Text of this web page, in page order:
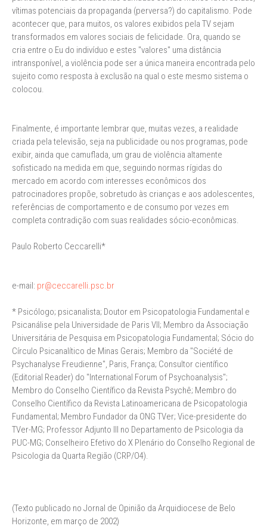
vítimas potenciais da propaganda (perversa?) do capitalismo. Pode
acontecer que, para muitos, os valores exibidos pela TV sejam
transformados em valores sociais de felicidade. Ora, quando se
cria entre o Eu do indivíduo e estes "valores" uma distância
intransponível, a violência pode ser a única maneira encontrada pelo
sujeito como resposta à exclusão na qual o este mesmo sistema o
colocou.
Finalmente, é importante lembrar que, muitas vezes, a realidade
criada pela televisão, seja na publicidade ou nos programas, pode
exibir, ainda que camuflada, um grau de violência altamente
sofisticado na medida em que, seguindo normas rígidas do
mercado em acordo com interesses econômicos dos
patrocinadores propõe, sobretudo às crianças e aos adolescentes,
referências de comportamento e de consumo por vezes em
completa contradição com suas realidades sócio-econômicas.
Paulo Roberto Ceccarelli*
e-mail: pr@ceccarelli.psc.br
* Psicólogo; psicanalista; Doutor em Psicopatologia Fundamental e
Psicanálise pela Universidade de Paris VII; Membro da Associação
Universitária de Pesquisa em Psicopatologia Fundamental; Sócio do
Círculo Psicanalítico de Minas Gerais; Membro da "Société de
Psychanalyse Freudienne", Paris, França; Consultor científico
(Editorial Reader) do "International Forum of Psychoanalysis";
Membro do Conselho Científico da Revista Psychê; Membro do
Conselho Científico da Revista Latinoamericana de Psicopatologia
Fundamental; Membro Fundador da ONG TVer; Vice-presidente do
TVer-MG; Professor Adjunto III no Departamento de Psicologia da
PUC-MG; Conselheiro Efetivo do X Plenário do Conselho Regional de
Psicologia da Quarta Região (CRP/O4).
(Texto publicado no Jornal de Opinião da Arquidiocese de Belo
Horizonte, em março de 2002)